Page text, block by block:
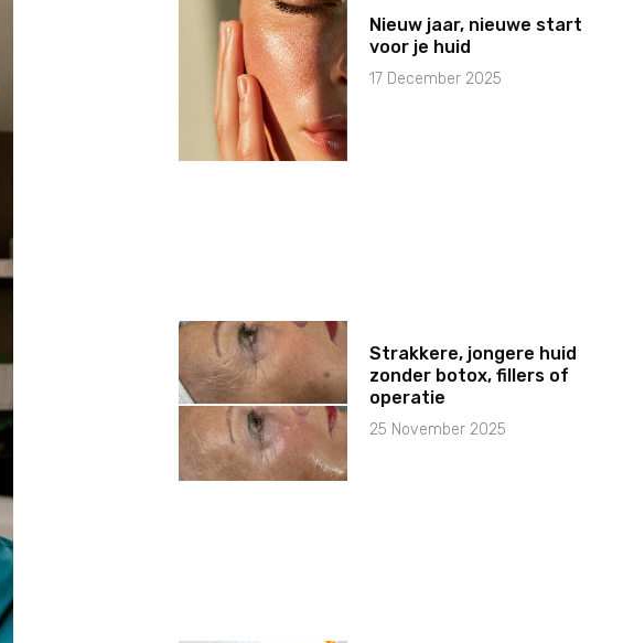
Nieuw jaar, nieuwe start
voor je huid
17 December 2025
Strakkere, jongere huid
zonder botox, fillers of
operatie
25 November 2025